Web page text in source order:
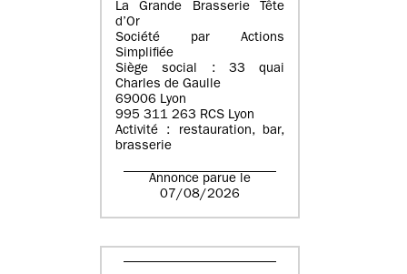
La Grande Brasserie Tête
d’Or
Société par Actions
Simplifiée
Siège social : 33 quai
Charles de Gaulle
69006 Lyon
995 311 263 RCS Lyon
Activité : restauration, bar,
brasserie
Annonce parue le
07/08/2026